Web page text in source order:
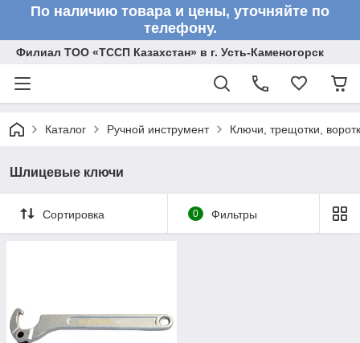
По наличию товара и цены, уточняйте по
телефону.
Филиал ТОО «ТССП Казахстан» в г. Усть-Каменогорск
Каталог Ручной инструмент Ключи, трещотки,
Шлицевые ключи
Сортировка 0 Фильтры